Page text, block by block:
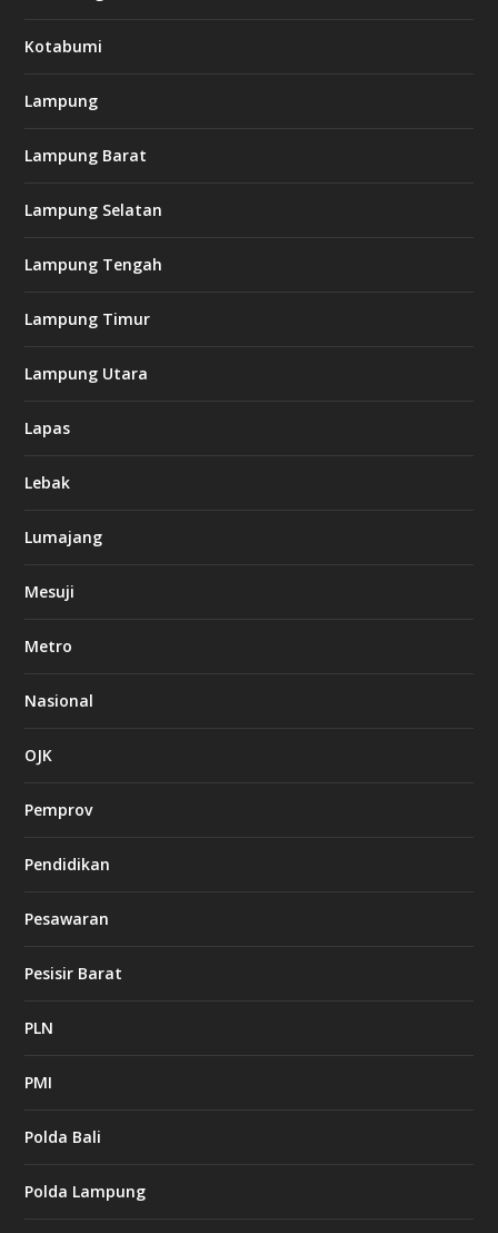
Kotabumi
Lampung
Lampung Barat
Lampung Selatan
Lampung Tengah
Lampung Timur
Lampung Utara
Lapas
Lebak
Lumajang
Mesuji
Metro
Nasional
OJK
Pemprov
Pendidikan
Pesawaran
Pesisir Barat
PLN
PMI
Polda Bali
Polda Lampung